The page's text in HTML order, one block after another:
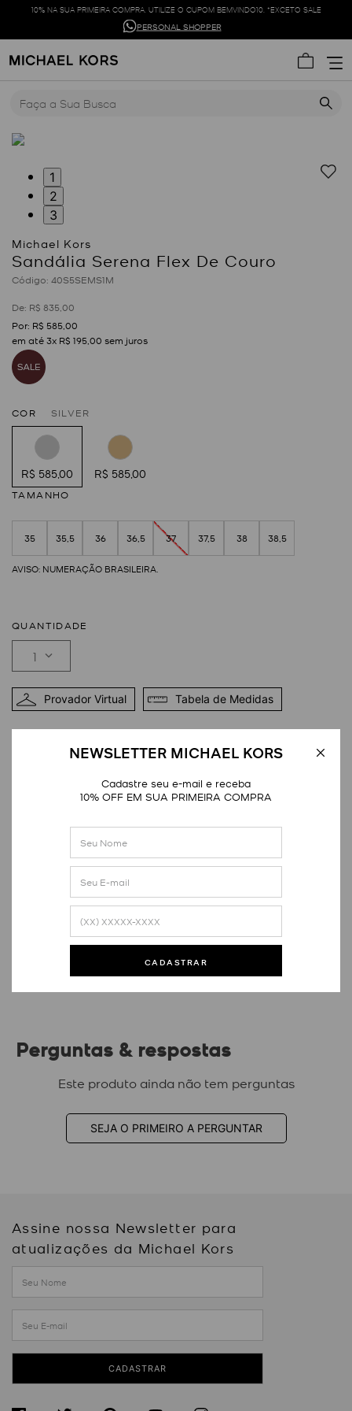
NEWSLETTER MICHAEL KORS
Cadastre seu e-mail e receba
10% OFF EM SUA PRIMEIRA COMPRA
CADASTRAR
10% NA SUA PRIMEIRA COMPRA. UTILIZE O CUPOM BEMVINDO10. *EXCETO SALE
PERSONAL SHOPPER
1
2
3
Sandália Serena Flex De Couro
: 40S5SEMS1M
R$ 83500
R$ 58500
em até3x R$ 19500 sem juros
COR SILVER
R$ 585,00 R$ 585,00
TAMANHO
35 35,5 36 36,5 37 37,5 38 38,5
QUANTIDADE
1
Provador Virtual Tabela de Medidas
DETALHES
Avaliações
Este produto ainda não tem avaliações
Perguntas & respostas
Este produto ainda não tem perguntas
SEJA O PRIMEIRO A PERGUNTAR
Assine nossa Newsletter para
atualizações da Michael Kors
CADASTRAR